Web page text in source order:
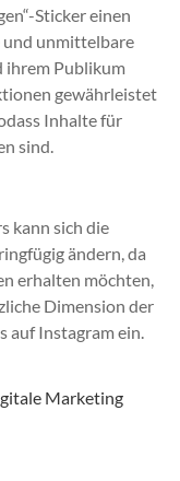
Sticker einen
und unmittelbare
ihrem Publikum
gewährleistet
Inhalte für
sind.
kann sich die
ändern, da
erhalten möchten,
Dimension der
auf Instagram ein.
Marketing